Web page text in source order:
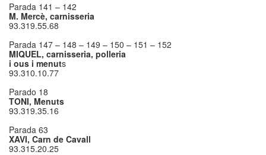
Parada 141 – 142
M. Mercè, carnisseria
93.319.55.68
Parada 147 – 148 – 149 – 150 – 151 – 152
MIQUEL, carnisseria, polleria
i ous i menuts
93.310.10.77
Parado 18
TONI, Menuts
93.319.35.16
Parada 63
XAVI, Carn de Cavall
93.315.20.25